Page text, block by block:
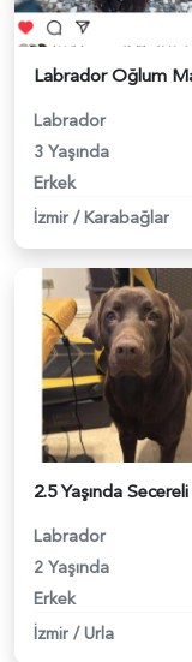
Labrador
3 Yaşında
Erkek
İzmir / Karabağlar
Labrador
2 Yaşında
Erkek
İzmir / Urla